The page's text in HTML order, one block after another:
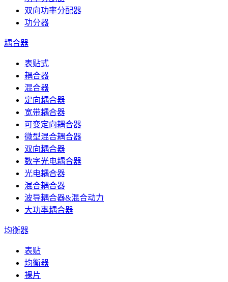
双向功率分配器
功分器
耦合器
表贴式
耦合器
混合器
定向耦合器
宽带耦合器
可变定向耦合器
微型混合耦合器
双向耦合器
数字光电耦合器
光电耦合器
混合耦合器
波导耦合器&混合动力
大功率耦合器
均衡器
表贴
均衡器
裸片